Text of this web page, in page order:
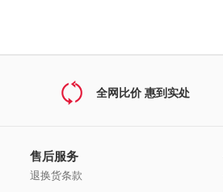
全网比价 惠到实处
售后服务
退换货条款